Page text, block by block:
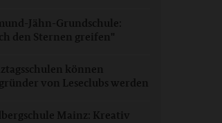
Jähn-Grundschule:
den Sternen greifen"
können
von Leseclubs werden
Mainz: Kreativ